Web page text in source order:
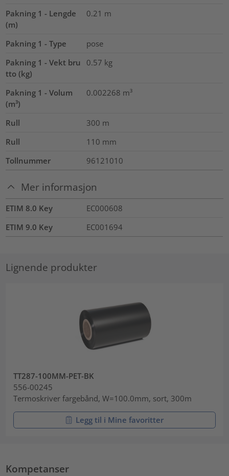
Pakning 1 - Lengde
(m)
0.21 m
Pakning 1 - Type
pose
Pakning 1 - Vekt bru
tto (kg)
0.57 kg
Pakning 1 - Volum
(m³)
0.002268 m³
Rull 300 m
Rull
110 mm
Tollnummer
96121010
Mer informasjon
ETIM 8.0 Key
EC000608
ETIM 9.0 Key
EC001694
Lignende produkter
TT287-100MM-PET-BK
556-00245
Termoskriver fargebånd, W=100.0mm, sort, 300m
Legg til i Mine favoritter
Kompetanser